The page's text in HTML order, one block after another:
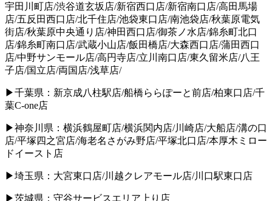
宇⽥川町店/渋⾕道⽞坂店/新宿⻄⼝店/新宿南⼝店/⾼⽥⾺場
店/五反⽥⻄⼝店/北千住店/池袋東⼝店/南池袋店/秋葉原電気
街店/秋葉原中央通り店/神⽥⻄⼝店/御茶ノ⽔店/錦⽷町北⼝
店/錦⽷町南⼝店/武蔵⼩⼭店/飯⽥橋店/⼤森⻄⼝店/蒲⽥⻄⼝
店/中野サンモール店/⾼円寺店/⽴川南⼝店/東久留⽶店/⼋王
⼦店/国⽴店/両国店/浅草店/
▶千葉県：新京成⼋柱駅店/船橋ららぽーと前店/柏東⼝店/千
葉C-one店
▶神奈川県：横浜鶴屋町店/横浜関内店/川崎店/⼤船店/溝の⼝
店/平塚四之宮店/海⽼名さがみ野店/平塚北⼝店/本厚⽊ミロー
ドイースト店
▶埼⽟県：⼤宮東⼝店/川越クレアモール店/川⼝駅東⼝店
▶茨城県：守⾕サービスエリア上り店